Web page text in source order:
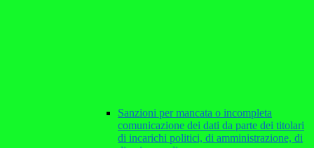
Sanzioni per mancata o incompleta
comunicazione dei dati da parte dei titolari
di incarichi politici, di amministrazione, di